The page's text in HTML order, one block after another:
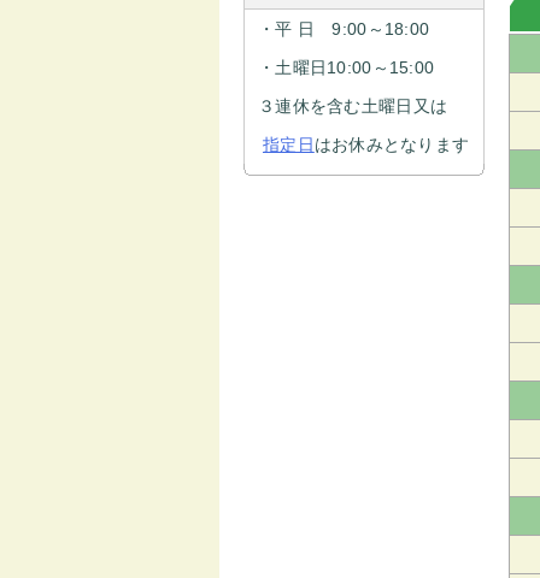
・平 日 9:00～18:00
・土曜日10:00～15:00
３連休を含む土曜日又は
指定日はお休みとなります